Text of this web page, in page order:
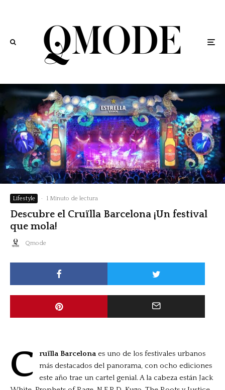
Lifestyle · 1 Minuto de lectura
Descubre el Cruïlla Barcelona ¡Un festival
que mola!
Qmode
C ruïlla Barcelona es uno de los festivales urbanos
más destacados del panorama, con ocho ediciones
este año trae un cartel genial. A la cabeza están Jack